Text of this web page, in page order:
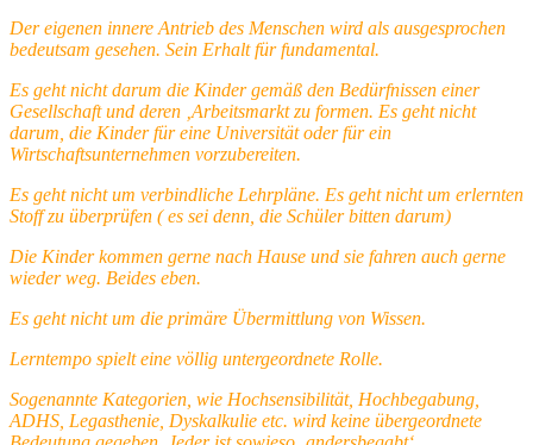
Der eigenen innere Antrieb des Menschen wird als ausgesprochen
bedeutsam gesehen. Sein Erhalt für fundamental.
Es geht nicht darum die Kinder gemäß den Bedürfnissen einer
Gesellschaft und deren ‚Arbeitsmarkt zu formen. Es geht nicht
darum, die Kinder für eine Universität oder für ein
Wirtschaftsunternehmen vorzubereiten.
Es geht nicht um verbindliche Lehrpläne. Es geht nicht um erlernten
Stoff zu überprüfen ( es sei denn, die Schüler bitten darum)
Die Kinder kommen gerne nach Hause und sie fahren auch gerne
wieder weg. Beides eben.
Es geht nicht um die primäre Übermittlung von Wissen.
Lerntempo spielt eine völlig untergeordnete Rolle.
Sogenannte Kategorien, wie Hochsensibilität, Hochbegabung,
ADHS, Legasthenie, Dyskalkulie etc. wird keine übergeordnete